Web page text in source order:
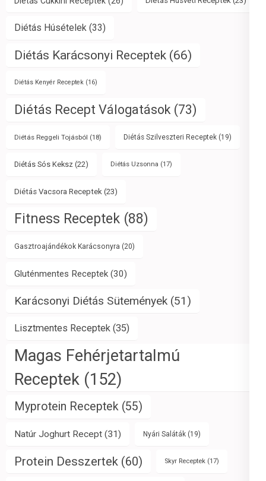
Diétás Húsételek (33)
Diétás Karácsonyi Receptek (66)
Diétás Kenyér Receptek (16)
Diétás Recept Válogatások (73)
Diétás Reggeli Tojásból (18) Diétás Szilveszteri Receptek (19)
Diétás Sós Keksz (22) Diétás Uzsonna (17)
Diétás Vacsora Receptek (23)
Fitness Receptek (88)
Gasztroajándékok Karácsonyra (20)
Gluténmentes Receptek (30)
Karácsonyi Diétás Sütemények (51)
Lisztmentes Receptek (35)
Magas Fehérjetartalmú
Receptek (152)
Myprotein Receptek (55)
Natúr Joghurt Recept (31) Nyári Saláták (19)
Protein Desszertek (60) Skyr Receptek (17)